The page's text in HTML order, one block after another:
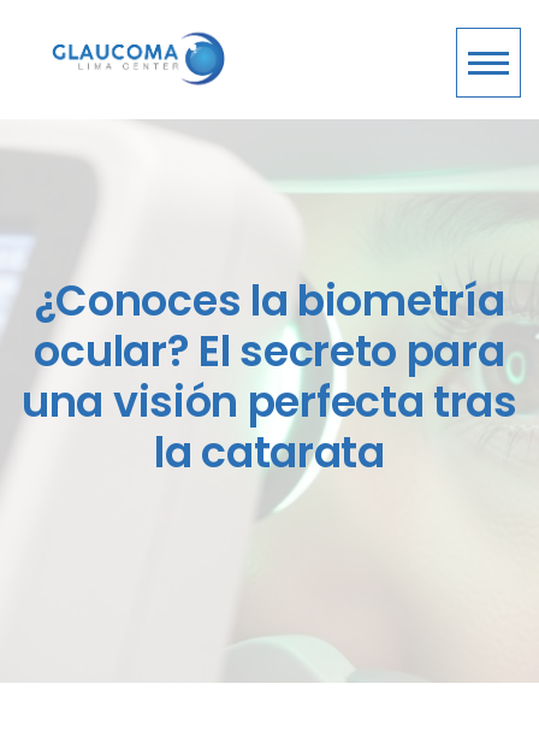
¿Conoces la biometría
ocular? El secreto para
una visión perfecta tras
la catarata